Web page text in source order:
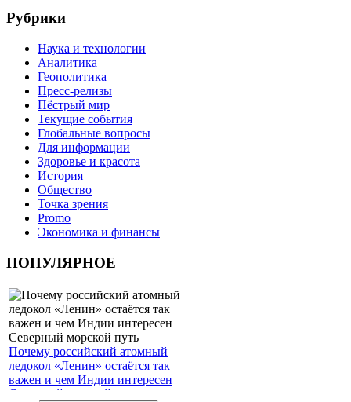
Рубрики
Наука и технологии
Аналитика
Геополитика
Пресс-релизы
Пёстрый мир
Текущие события
Глобальные вопросы
Для информации
Здоровье и красота
История
Общество
Точка зрения
Promo
Экономика и финансы
ПОПУЛЯРНОЕ
Почему российский атомный
ледокол «Ленин» остаётся так
важен и чем Индии интересен
Северный морской путь